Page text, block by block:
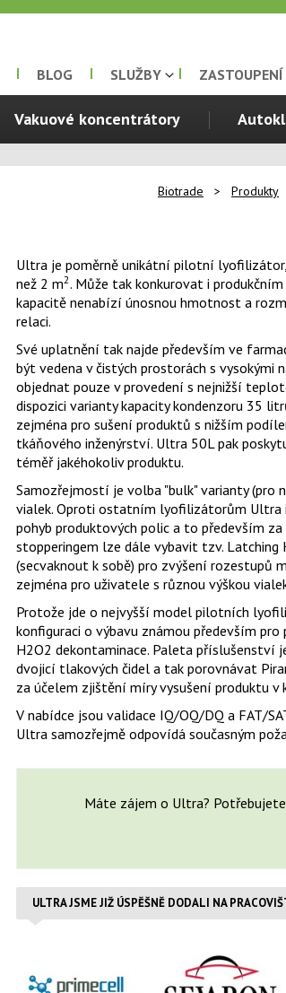
BLOG SLUŽBY ZASTOUPENÍ
Vakuové koncentrátory
Biotrade > Produkty
Ultra je poměrně unikátní pilotní
než 2 m2. Může tak konkurovat i
kapacitě nenabízí únosnou hmotnost a
relaci.
Své uplatnění tak najde především ve
být vedena v čistých prostorách s vysokými
objednat pouze v provedení s nejnižší
dispozici varianty kapacity kondenzoru 35
zejména pro sušení produktů s nižším
tkáňového inženýrství. Ultra 50L pak
téměř jakéhokoliv produktu.
Samozřejmostí je volba "bulk" varianty (pro
vialek. Oproti ostatním lyofilizátorům Ultra
pohyb produktových polic a to především
stopperingem lze dále vybavit tzv.
(secvaknout k sobě) pro zvýšení rozestupů
zejména pro uživatele s různou výškou
Protože jde o nejvyšší model pilotních
konfiguraci o výbavu známou především
H2O2 dekontaminace. Paleta příslušenství
dvojicí tlakových čidel a tak porovnávat
za účelem zjištění míry vysušení produktu v
V nabídce jsou validace IQ/OQ/DQ a FAT/
Ultra samozřejmě odpovídá současným
Máte zájem o Ultra? Potřebujete
ULTRA JSME JIŽ ÚSPĚŠNĚ DODALI NA